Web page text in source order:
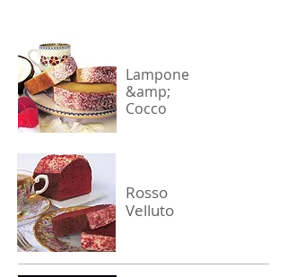
Lampone
&amp;
Cocco
Rosso
Velluto